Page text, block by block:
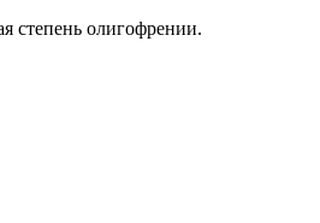
степень олигофрении.